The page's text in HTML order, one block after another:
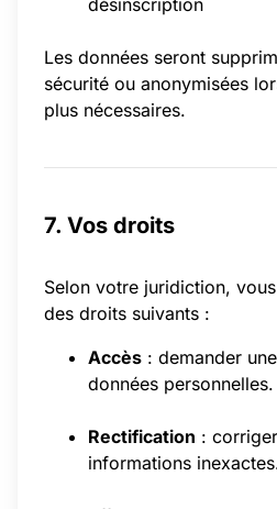
Les données seront
sécurité ou anonymisées
plus nécessaires.
7. Vos droits
Selon votre juridiction,
des droits suivants :
Accès : demander
données personnelles.
Rectification :
informations